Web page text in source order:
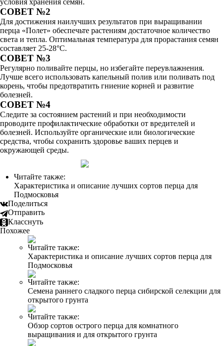
условия хранения семян.
СОВЕТ №2
Для достижения наилучших результатов при выращивании
перца «Полет» обеспечьте растениям достаточное количество
света и тепла. Оптимальная температура для прорастания семян
составляет 25-28°C.
СОВЕТ №3
Регулярно поливайте перцы, но избегайте переувлажнения.
Лучше всего использовать капельный полив или поливать под
корень, чтобы предотвратить гниение корней и развитие
болезней.
СОВЕТ №4
Следите за состоянием растений и при необходимости
проводите профилактические обработки от вредителей и
болезней. Используйте органические или биологические
средства, чтобы сохранить здоровье ваших перцев и
окружающей среды.
Читайте также:
Характеристика и описание лучших сортов перца для
Подмосковья
Поделиться
Отправить
Класснуть
Похожее
Читайте также:
Характеристика и описание лучших сортов перца для
Подмосковья
Читайте также:
Семена раннего сладкого перца сибирской селекции для
открытого грунта
Читайте также:
Обзор сортов острого перца для комнатного
выращивания и для открытого грунта